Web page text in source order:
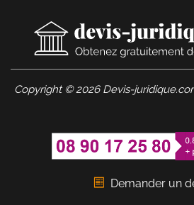
Copyright © 2026 Devis-
Demander un